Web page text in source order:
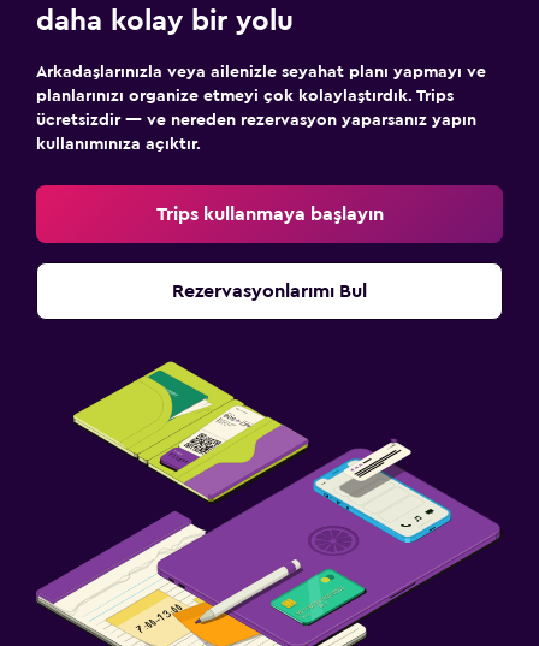
daha kolay bir yolu
Arkadaşlarınızla veya ailenizle seyahat planı yapmayı ve
planlarınızı organize etmeyi çok kolaylaştırdık. Trips
ücretsizdir — ve nereden rezervasyon yaparsanız yapın
kullanımınıza açıktır.
Trips kullanmaya başlayın
Rezervasyonlarımı Bul